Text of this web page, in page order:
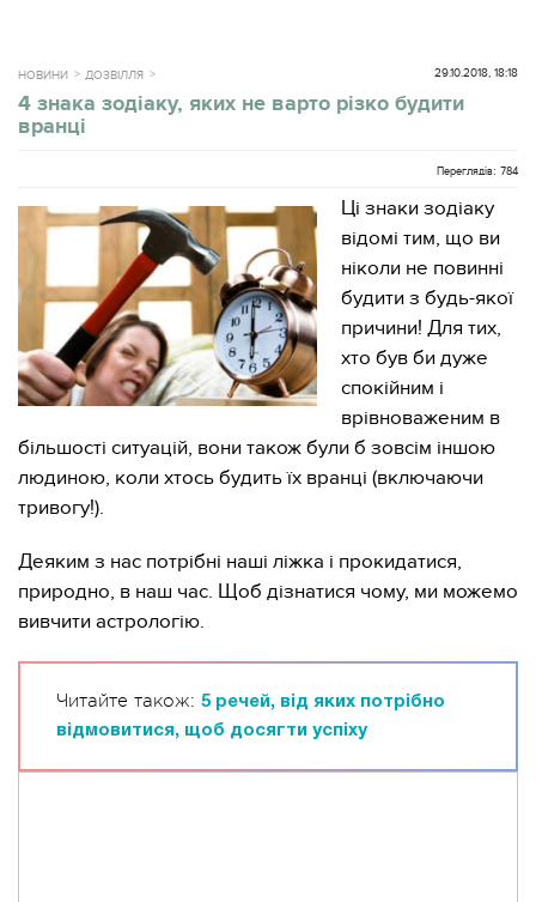
НОВИНИ ДОЗВІЛЛЯ 29.10.2018, 18:18
4 знака зодіаку, яких не варто різко будити
вранці
Переглядів: 784
Ці знаки зодіаку
відомі тим, що ви
ніколи не повинні
будити з будь-якої
причини! Для тих,
хто був би дуже
спокійним і
врівноваженим в
більшості ситуацій, вони також були б зовсім іншою
людиною, коли хтось будить їх вранці (включаючи
тривогу!).
Деяким з нас потрібні наші ліжка і прокидатися,
природно, в наш час. Щоб дізнатися чому, ми можемо
вивчити астрологію.
Читайте також: 5 речей, від яких потрібно
відмовитися, щоб досягти успіху